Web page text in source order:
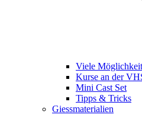
Viele
Kurse an der
Mini Cast Set
Tipps & Tricks
Giessmaterialien